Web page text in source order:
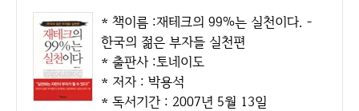
* 책이름 :재테크의 99%는 실천이다. -
한국의 젊은 부자들 실천편
* 출판사 :토네이도
* 저자 : 박용석
* 독서기간 : 2007년 5월 13일